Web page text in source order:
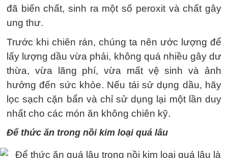
đã biến chất, sinh ra một số peroxit và chất gây
ung thư.
Trước khi chiên rán, chúng ta nên ước lượng để
lấy lượng dầu vừa phải, không quá nhiều gây dư
thừa, vừa lãng phí, vừa mất vệ sinh và ảnh
hưởng đến sức khỏe. Nếu tái sử dụng dầu, hãy
lọc sạch cặn bẩn và chỉ sử dụng lại một lần duy
nhất cho các món ăn không chiên kỹ.
Để thức ăn trong nồi kim loại quá lâu